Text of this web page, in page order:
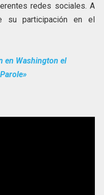
redes sociales. A
su participación en el
en Washington el